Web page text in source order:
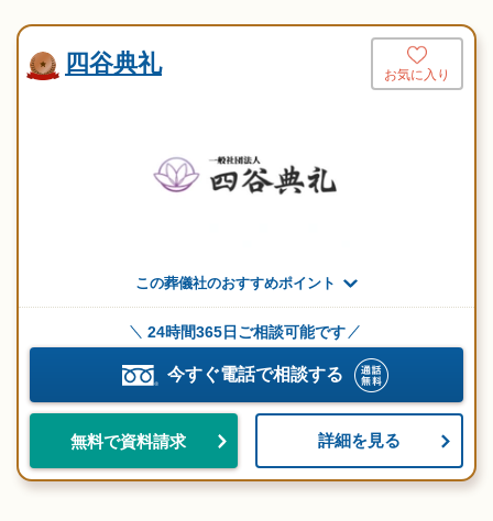
四谷典礼 お気に入り
この葬儀社のおすすめポイント
24時間365日ご相談可能です
今すぐ電話で相談する
無料で資料請求 詳細を見る